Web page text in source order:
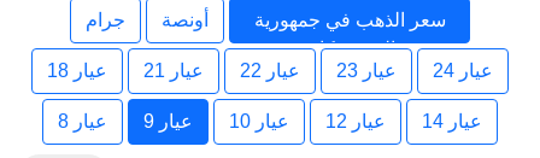
سعر الذهب في جمهورية
الدومينيكان
أونصة جرام
عيار 24 عيار 23 عيار 22 عيار 21 عيار 18
عيار 14 عيار 12 عيار 10 عيار 9 عيار 8